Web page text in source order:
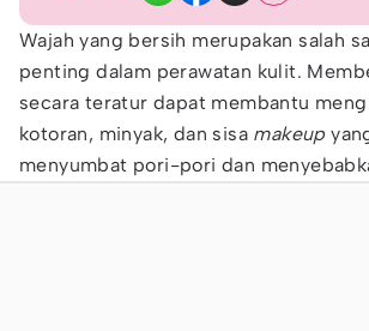
Wajah yang bersih merupakan salah
penting dalam perawatan kulit.
secara teratur dapat membantu
kotoran, minyak, dan sisa makeup
menyumbat pori-pori dan